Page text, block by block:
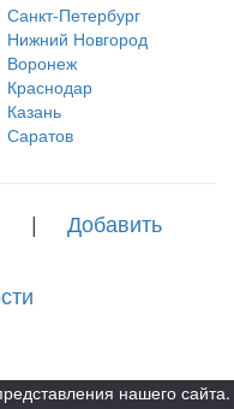
Санкт-Петербург
Нижний Новгород
Воронеж
Краснодар
Казань
Саратов
| Добавить
нашего сайта.